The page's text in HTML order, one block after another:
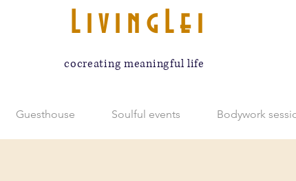
LivingLei
cocreating meaningful life
Guesthouse Soulful events Bodywork